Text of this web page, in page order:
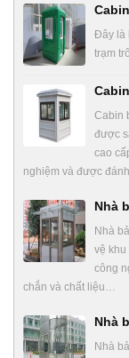
Đây là
trạm
Cabin
được
cao
nghiệm và được
Nhà
Nhà
vệ khu
công
chắn và chất liệu…
Nhà
Nhà